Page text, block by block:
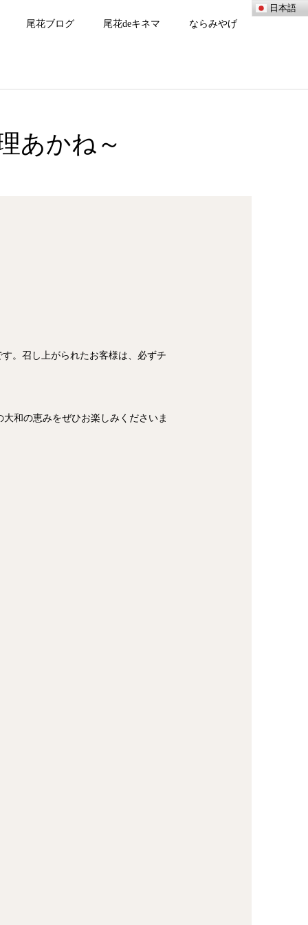
尾花ブログ 尾花deキネマ ならみやげ
日本語
あかね～
。召し上がられたお客様は、必ずチ
和の恵みをぜひお楽しみくださいま